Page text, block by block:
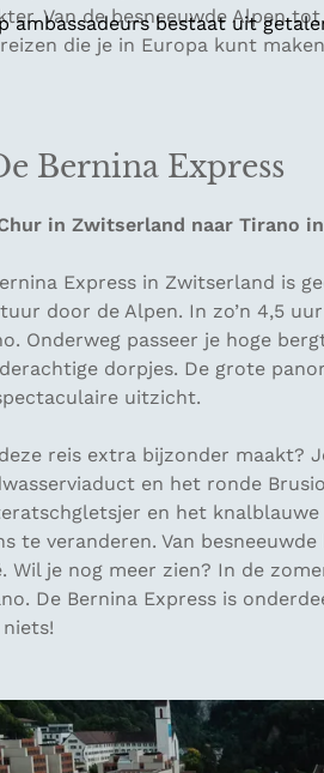
ambassadeurs bestaat uit
Van de besneeuwde Alpen
die je in Europa kunt
Bernina Express
in Zwitserland naar Tirano
Express in Zwitserland is
door de Alpen. In zo’n 4,5
Onderweg passeer je hoge
dorpjes. De grote
uitzicht.
reis extra bijzonder maakt?
en het ronde
en het
te veranderen. Van
Wil je nog meer zien? In de
De Bernina Express is